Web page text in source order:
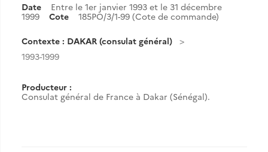
Date
Entre le 1er janvier 1993 et le 31 décembre
1999
Cote 185PO/3/1-99 (Cote de commande)
Contexte : DAKAR (consulat général)
1993-1999
Producteur :
Consulat général de France à Dakar (Sénégal).